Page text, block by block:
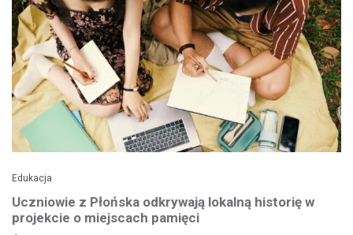
Edukacja
Uczniowie z Płońska odkrywają lokalną historię w
projekcie o miejscach pamięci